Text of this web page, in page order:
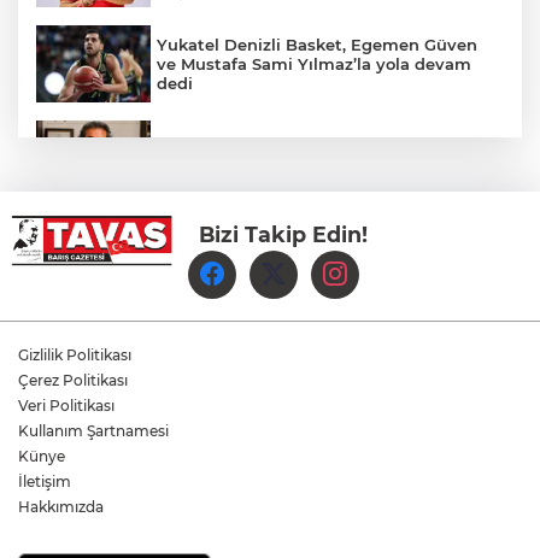
Yukatel Denizli Basket, Egemen Güven
ve Mustafa Sami Yılmaz’la yola devam
dedi
Yılmaz'dan lider Bahçeli’ye kongre raporu
takdimi
Yolların Asil Süvarilerinden Anlamlı
Bizi Takip Edin!
Gizlilik Politikası
Çerez Politikası
Veri Politikası
Kullanım Şartnamesi
Künye
İletişim
Hakkımızda